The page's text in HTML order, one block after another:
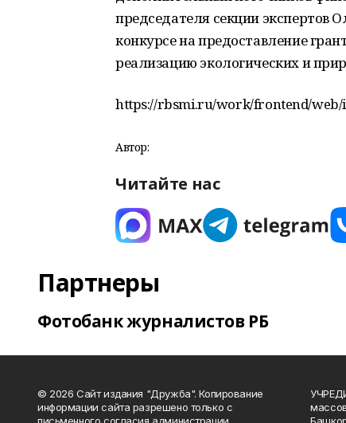
председателя секции экспертов
конкурсе на предоставление
реализацию экологических и
https://rbsmi.ru/work/frontend/web/
Автор:
Читайте нас
Партнеры
Фотобанк журналистов РБ
© 2026 Сайт издания "Дружба". Копирование
информации сайта разрешено только с